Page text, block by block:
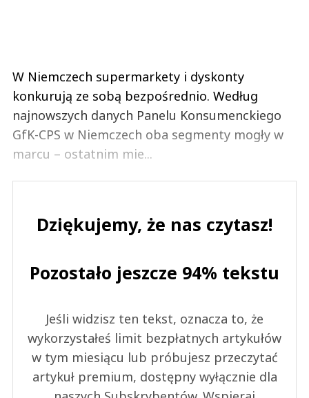
W Niemczech supermarkety i dyskonty
konkurują ze sobą bezpośrednio. Według
najnowszych danych Panelu Konsumenckiego
GfK-CPS w Niemczech oba segmenty mogły w
marcu – ostatnim mie...
Dziękujemy, że nas czytasz!
Pozostało jeszcze 94% tekstu
Jeśli widzisz ten tekst, oznacza to, że
wykorzystałeś limit bezpłatnych artykułów
w tym miesiącu lub próbujesz przeczytać
artykuł premium, dostępny wyłącznie dla